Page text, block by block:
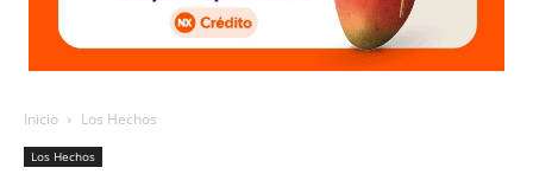
Inicio Los Hechos
Los Hechos